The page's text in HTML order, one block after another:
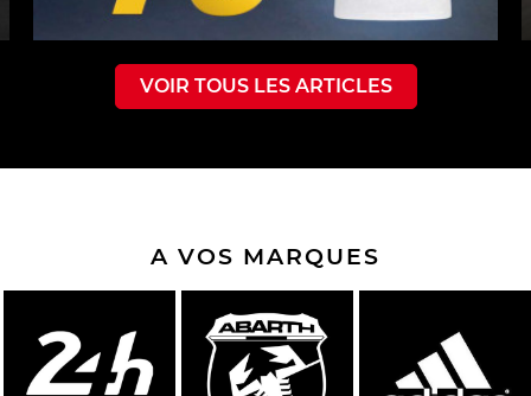
VOIR TOUS LES ARTICLES
A VOS MARQUES